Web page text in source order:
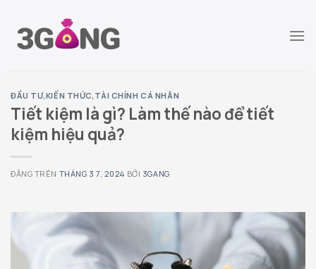
đến
ĐẦU TƯ,KIẾN THỨC, TÀI CHÍNH CÁ NHÂN
Tiết kiệm là gì? Làm thế nào để tiết
kiệm hiệu quả?
ĐĂNG TRÊN THÁNG 3 7, 2024 BỞI 3GANG